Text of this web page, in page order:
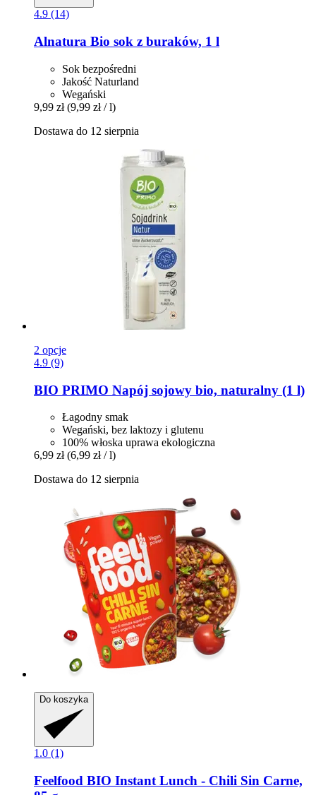
4.9 (14)
Alnatura Bio sok z buraków, 1 l
Sok bezpośredni
Jakość Naturland
Wegański
9,99 zł (9,99 zł / l)
Dostawa do 12 sierpnia
2 opcje
4.9 (9)
BIO PRIMO Napój sojowy bio, naturalny (1 l)
Łagodny smak
Wegański, bez laktozy i glutenu
100% włoska uprawa ekologiczna
6,99 zł (6,99 zł / l)
Dostawa do 12 sierpnia
Do koszyka
1.0 (1)
Feelfood BIO Instant Lunch -​ Chili Sin Carne,